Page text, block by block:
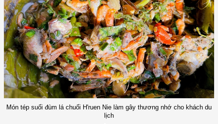
Món tép suối đùm lá chuối H'ruen Nie làm gây thương nhớ cho khách du
lịch